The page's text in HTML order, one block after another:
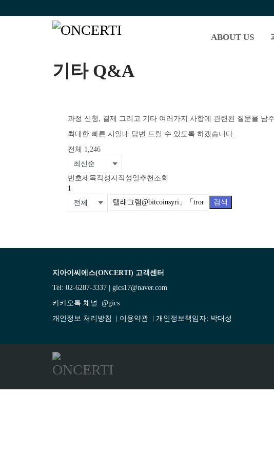
ABOUT US
기타 Q&A
과정 신청, 결제 그리고 기타 여러가지 사항에 관련된 질문을 남
최대한 빠른 시일내 답변 드릴 수 있도록 하겠습니다.
전체 1,246
번호제목작성자작성일 추천 조회
1
검색
지아이씨에스(ONCERTI) 고객센터
Tel: 02-6287-3337 | gics17@naver.com
카카오톡 채널: @gics
개인정보 처리방침
이용약관 | 개인정보책임자: 박대성